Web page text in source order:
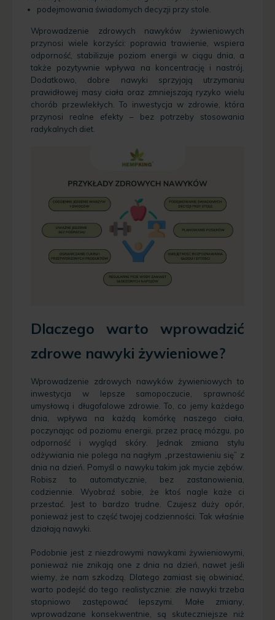
podejmowania świadomych decyzji przy stole.
Wprowadzenie zdrowych nawyków żywieniowych
przynosi wiele korzyści: poprawia trawienie, wspiera
odporność, stabilizuje poziom energii w ciągu dnia, a
także pozytywnie wpływa na koncentrację i nastrój.
Dodatkowo, dobre nawyki sprzyjają utrzymaniu
prawidłowej masy ciała oraz zmniejszają ryzyko wielu
chorób przewlekłych. To inwestycja w zdrowie, która
przynosi realne efekty – bez potrzeby stosowania
radykalnych diet.
Dlaczego warto wprowadzić
zdrowe nawyki żywieniowe?
Wprowadzenie zdrowych nawyków żywieniowych to
inwestycja w lepsze samopoczucie, sprawność
umysłową i długofalowe zdrowie. To, co jemy każdego
dnia, wpływa na każdą komórkę naszego ciała,
poczynając od poziomu energii, przez pracę mózgu, po
odporność i wygląd skóry. Jednak zmiana stylu
odżywiania nie polega na nagłym „przestawieniu się” z
dnia na dzień. Pomyśl o nawyku takim jak mycie zębów.
Robisz to automatycznie, bez zastanowienia,
codziennie. Wyobraź sobie, że ktoś nagle każe ci
przestać. Jest to bardzo trudne. Czujesz duży opór,
ponieważ jest to część twojej codzienności. Tak właśnie
działają nawyki.
Podobnie jest z niezdrowymi nawykami żywieniowymi,
ponieważ nie znikają one z dnia na dzień, nawet jeśli
wiemy, że nam szkodzą. Dlatego zamiast się obwiniać,
warto podejść do tego realistycznie: złe nawyki trzeba
stopniowo zastępować lepszymi. Małe zmiany,
wprowadzane konsekwentnie, są skuteczniejsze niż